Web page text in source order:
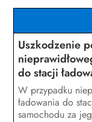
Uszkodzenie
do stacji
W przypadku
ładowania do
samochodu za